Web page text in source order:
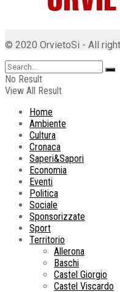
© 2020 OrvietoSi - All
No Result
View All Result
Home
Ambiente
Cultura
Cronaca
Saperi&Sapori
Economia
Eventi
Politica
Sociale
Sponsorizzate
Sport
Territorio
Allerona
Baschi
Castel Giorgio
Castel Viscardo